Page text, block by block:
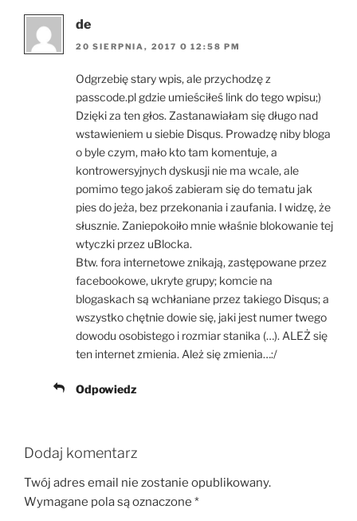
de
20 SIERPNIA, 2017 O 12:58 PM
Odgrzebię stary wpis, ale przychodzę z
passcode.pl gdzie umieściłeś link do tego wpisu;)
Dzięki za ten głos. Zastanawiałam się długo nad
wstawieniem u siebie Disqus. Prowadzę niby bloga
o byle czym, mało kto tam komentuje, a
kontrowersyjnych dyskusji nie ma wcale, ale
pomimo tego jakoś zabieram się do tematu jak
pies do jeża, bez przekonania i zaufania. I widzę, że
słusznie. Zaniepokoiło mnie właśnie blokowanie tej
wtyczki przez uBlocka.
Btw. fora internetowe znikają, zastępowane przez
facebookowe, ukryte grupy; komcie na
blogaskach są wchłaniane przez takiego Disqus; a
wszystko chętnie dowie się, jaki jest numer twego
dowodu osobistego i rozmiar stanika (…). ALEŻ się
ten internet zmienia. Ależ się zmienia…:/
Odpowiedz
Dodaj komentarz
Twój adres email nie zostanie opublikowany.
Wymagane pola są oznaczone *